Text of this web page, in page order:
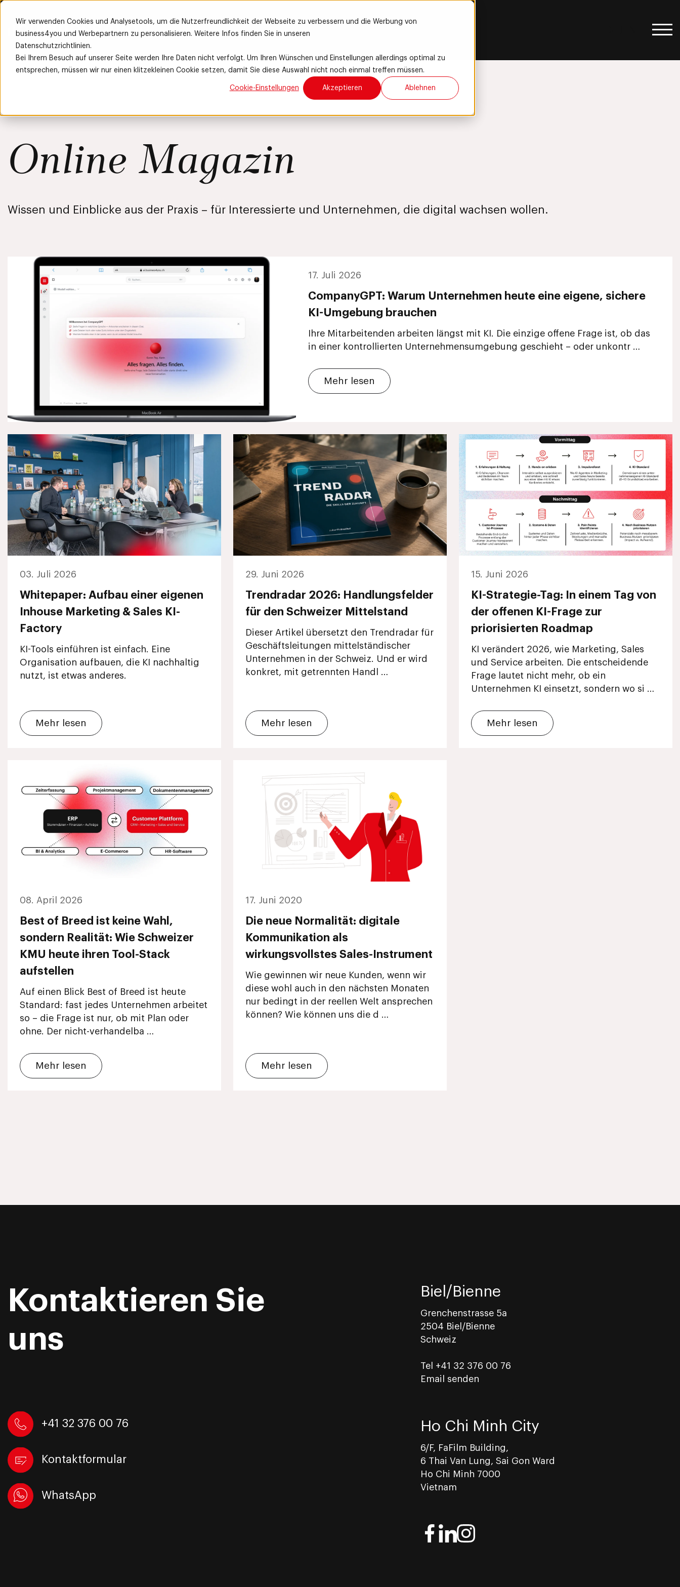
Wir verwenden Cookies und Analysetools, um die Nutzerfreundlichkeit der Webseite zu verbessern und die Werbung von
business4you und Werbepartnern zu personalisieren. Weitere Infos finden Sie in unseren
Datenschutzrichtlinien.
Bei Ihrem Besuch auf unserer Seite werden Ihre Daten nicht verfolgt. Um Ihren Wünschen und Einstellungen allerdings optimal zu
entsprechen, müssen wir nur einen klitzekleinen Cookie setzen, damit Sie diese Auswahl nicht noch einmal treffen müssen.
Cookie-Einstellungen Akzeptieren Ablehnen
Online Magazin
Wissen und Einblicke aus der Praxis – für Interessierte und Unternehmen, die digital wachsen wollen.
17. Juli 2026
CompanyGPT: Warum Unternehmen heute eine eigene, sichere
KI-Umgebung brauchen
Ihre Mitarbeitenden arbeiten längst mit KI. Die einzige offene Frage ist, ob das
in einer kontrollierten Unternehmensumgebung geschieht – oder unkontr …
Mehr lesen
03. Juli 2026
Whitepaper: Aufbau einer eigenen
Inhouse Marketing & Sales KI-
Factory
KI-Tools einführen ist einfach. Eine
Organisation aufbauen, die KI nachhaltig
nutzt, ist etwas anderes.
Mehr lesen
29. Juni 2026
Trendradar 2026: Handlungsfelder
für den Schweizer Mittelstand
Dieser Artikel übersetzt den Trendradar für
Geschäftsleitungen mittelständischer
Unternehmen in der Schweiz. Und er wird
konkret, mit getrennten Handl …
Mehr lesen
15. Juni 2026
KI-Strategie-Tag: In einem Tag von
der offenen KI-Frage zur
priorisierten Roadmap
KI verändert 2026, wie Marketing, Sales
und Service arbeiten. Die entscheidende
Frage lautet nicht mehr, ob ein
Unternehmen KI einsetzt, sondern wo si …
Mehr lesen
08. April 2026
Best of Breed ist keine Wahl,
sondern Realität: Wie Schweizer
KMU heute ihren Tool-Stack
aufstellen
Auf einen Blick Best of Breed ist heute
Standard: fast jedes Unternehmen arbeitet
so – die Frage ist nur, ob mit Plan oder
ohne. Der nicht-verhandelba …
Mehr lesen
17. Juni 2020
Die neue Normalität: digitale
Kommunikation als
wirkungsvollstes Sales-Instrument
Wie gewinnen wir neue Kunden, wenn wir
diese wohl auch in den nächsten Monaten
nur bedingt in der reellen Welt ansprechen
können? Wie können uns die d …
Mehr lesen
Kontaktieren Sie
uns
+41 32 376 00 76
Kontaktformular
WhatsApp
Biel/Bienne
Grenchenstrasse 5a
2504 Biel/Bienne
Schweiz
Tel +41 32 376 00 76
Email senden
Ho Chi Minh City
6/F, FaFilm Building,
6 Thai Van Lung, Sai Gon Ward
Ho Chi Minh 7000
Vietnam